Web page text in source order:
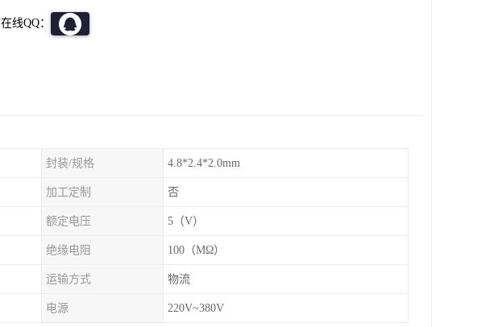
在线QQ：
封装/规格 4.8*2.4*2.0mm
加工定制 否
额定电压 5（V）
绝缘电阻 100（MΩ）
运输方式 物流
电源 220V~380V